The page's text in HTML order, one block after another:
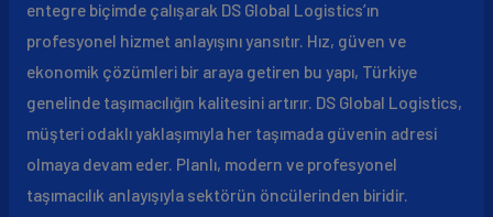
entegre biçimde çalışarak DS Global Logistics’ın
profesyonel hizmet anlayışını yansıtır. Hız, güven ve
ekonomik çözümleri bir araya getiren bu yapı, Türkiye
genelinde taşımacılığın kalitesini artırır. DS Global Logistics,
müşteri odaklı yaklaşımıyla her taşımada güvenin adresi
olmaya devam eder. Planlı, modern ve profesyonel
taşımacılık anlayışıyla sektörün öncülerinden biridir.